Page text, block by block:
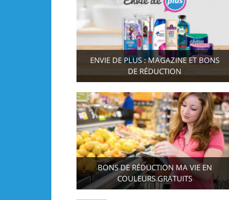
ENVIE DE PLUS : MAGAZINE ET BONS
DE RÉDUCTION
BONS DE RÉDUCTION MA VIE EN
COULEURS GRATUITS